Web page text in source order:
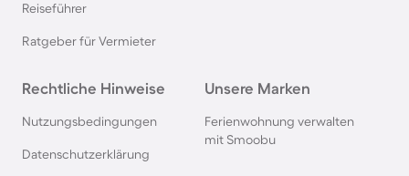
Reiseführer
Ratgeber für Vermieter
Rechtliche Hinweise
Nutzungsbedingungen
Datenschutzerklärung
Unsere Marken
Ferienwohnung verwalten
mit Smoobu